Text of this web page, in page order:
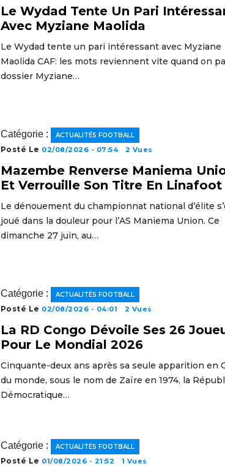
Le Wydad Tente Un Pari
Avec Myziane Maolida
Le Wydad tente un pari intéressant avec Myziane
Maolida CAF: les mots reviennent vite quand on
dossier Myziane…
Catégorie : ACTUALITÉS FOOTBALL
Posté Le 02/08/2026 - 07:54 2 Vues
Mazembe Renverse Maniema
Et Verrouille Son Titre En Linafoot
Le dénouement du championnat national d’élite
joué dans la douleur pour l’AS Maniema Union. Ce
dimanche 27 juin, au…
Catégorie : ACTUALITÉS FOOTBALL
Posté Le 02/08/2026 - 04:01 2 Vues
La RD Congo Dévoile Ses 26
Pour Le Mondial 2026
Cinquante-deux ans après sa seule apparition en
du monde, sous le nom de Zaïre en 1974, la
Démocratique…
Catégorie : ACTUALITÉS FOOTBALL
Posté Le 01/08/2026 - 21:52 1 Vues